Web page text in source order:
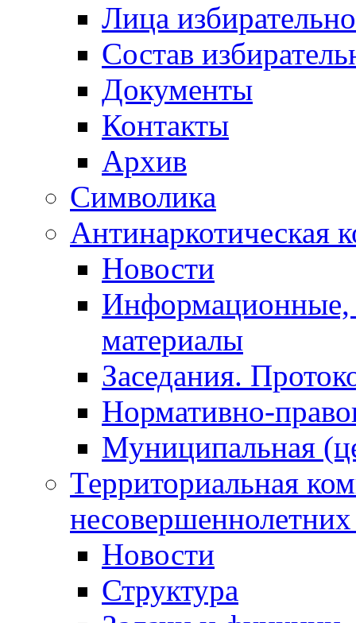
Лица
Состав
Документы
Контакты
Архив
Символика
Антинаркотическая
Новости
Информационные,
материалы
Заседания.
Нормативно-
Муниципальная
Территориальная
Новости
Структура